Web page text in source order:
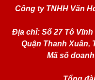
Công ty TNHH Văn
Địa chỉ: Số 27 Tô
Quận Thanh Xuân,
Mã số